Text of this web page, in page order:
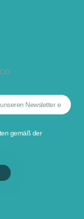
gemäß der